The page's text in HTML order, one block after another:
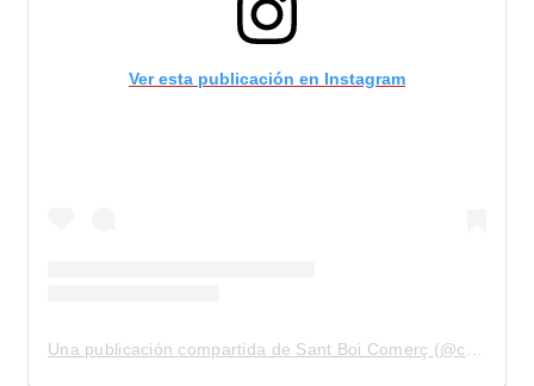
Ver esta publicación en Instagram